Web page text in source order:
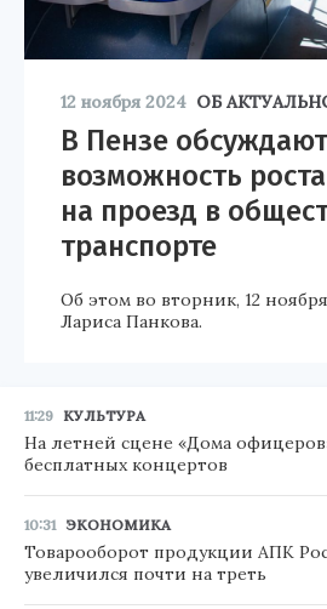
12 ноября 2024 ОБ
В Пензе обсуждают
возможность
на проезд в
транспорте
Об этом во вторник, 12
Лариса Панкова.
11:29 КУЛЬТУРА
На летней сцене «Дома
бесплатных концертов
10:31 ЭКОНОМИКА
Товарооборот продукции АПК
увеличился почти на треть